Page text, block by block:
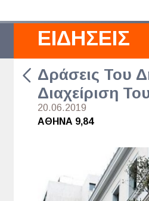
ΕΙΔΗΣΕΙΣ
Δράσεις Του
Διαχείριση
20.06.2019
ΑΘΗΝΑ 9,84